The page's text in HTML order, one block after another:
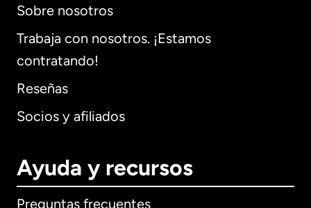
Sobre nosotros
Trabaja con nosotros. ¡Estamos
contratando!
Reseñas
Socios y afiliados
Ayuda y recursos
Preguntas frecuentes